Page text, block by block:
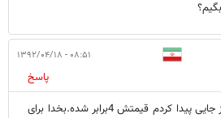
۰۸:۵۱ - ۱۳۹۲/۰۴/۱۸
پاسخ
داروی پنتاسا 500 نایاب شده.از جایی پیدا کردم قیمتش 4برابر شده.بخدا برای